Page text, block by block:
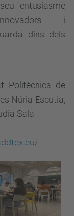
entusiasme
i
dins dels
Politècnica de
Núria Escutia,
Sala